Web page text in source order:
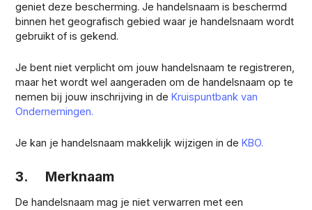
geniet deze bescherming. Je handelsnaam is beschermd
binnen het geografisch gebied waar je handelsnaam wordt
gebruikt of is gekend.
Je bent niet verplicht om jouw handelsnaam te registreren,
maar het wordt wel aangeraden om de handelsnaam op te
nemen bij jouw inschrijving in deKruispuntbank van
Ondernemingen.
Je kan je handelsnaam makkelijk wijzigen in deKBO.
3. Merknaam
De handelsnaam mag je niet verwarren met een